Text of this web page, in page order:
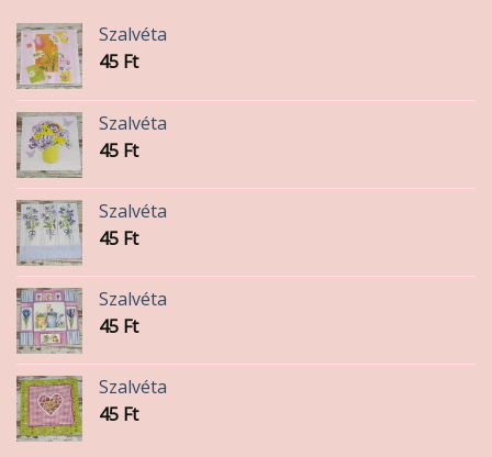
ki
Szalvéta
45 Ft
Szalvéta
45 Ft
Szalvéta
45 Ft
Szalvéta
45 Ft
Szalvéta
45 Ft